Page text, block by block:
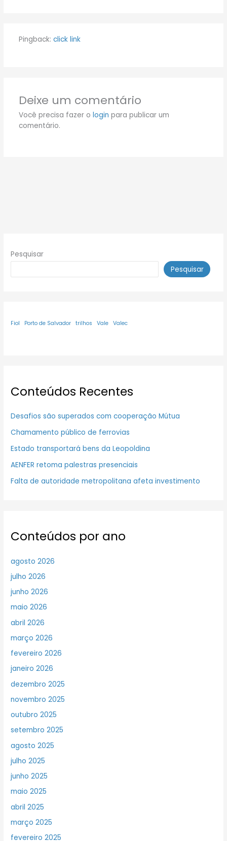
Pingback: click link
Deixe um comentário
Você precisa fazer o login para publicar um
comentário.
Pesquisar
Pesquisar
Fiol Porto de Salvador trilhos Vale Valec
Conteúdos Recentes
Desafios são superados com cooperação Mútua
Chamamento público de ferrovias
Estado transportará bens da Leopoldina
AENFER retoma palestras presenciais
Falta de autoridade metropolitana afeta investimento
Conteúdos por ano
agosto 2026
julho 2026
junho 2026
maio 2026
abril 2026
março 2026
fevereiro 2026
janeiro 2026
dezembro 2025
novembro 2025
outubro 2025
setembro 2025
agosto 2025
julho 2025
junho 2025
maio 2025
abril 2025
março 2025
fevereiro 2025